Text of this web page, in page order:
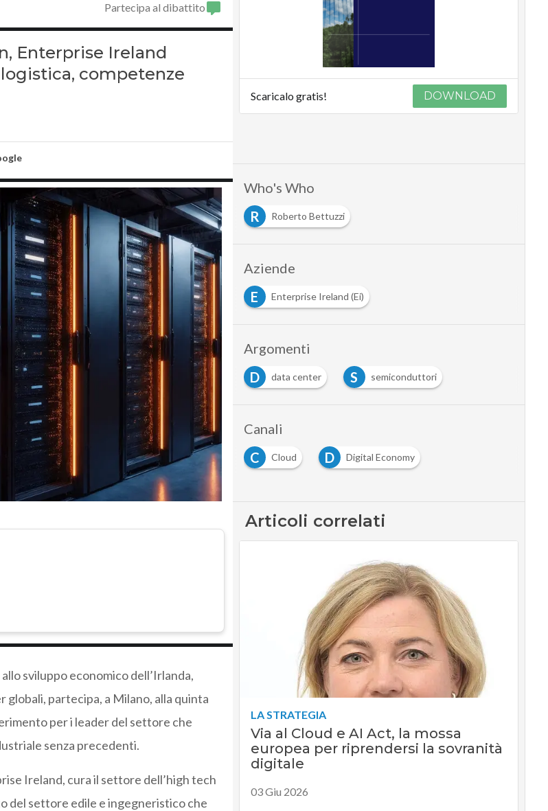
Partecipa al dibattito
Enterprise Ireland
competenze
sviluppo economico dell’Irlanda,
partecipa, a Milano, alla quinta
per i leader del settore che
senza precedenti.
Ireland, cura il settore dell’high tech
del settore edile e ingegneristico che
Scaricalo gratis! DOWNLOAD
Who's Who
R
Roberto Bettuzzi
Aziende
E
Enterprise Ireland (Ei)
Argomenti
D
data center S semiconduttori
Canali
C
Cloud D Digital Economy
Articoli correlati
LA STRATEGIA
Via al Cloud e AI Act, la mossa
europea per riprendersi la sovranità
digitale
03 Giu 2026